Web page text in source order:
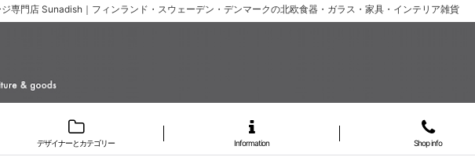
専門店 Sunadish｜フィンランド・スウェーデン・デンマークの北欧食器・ガラス・家具・インテリア雑貨
デザイナーとカテゴリー Information Shop info